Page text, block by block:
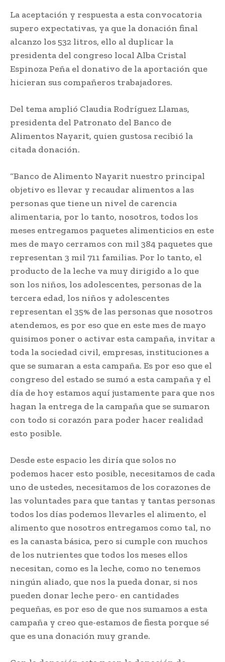
La aceptación y respuesta a esta convocatoria
supero expectativas, ya que la donación final
alcanzo los 532 litros, ello al duplicar la
presidenta del congreso local Alba Cristal
Espinoza Peña el donativo de la aportación que
hicieran sus compañeros trabajadores.
Del tema amplió Claudia Rodríguez Llamas,
presidenta del Patronato del Banco de
Alimentos Nayarit, quien gustosa recibió la
citada donación.
“Banco de Alimento Nayarit nuestro principal
objetivo es llevar y recaudar alimentos a las
personas que tiene un nivel de carencia
alimentaria, por lo tanto, nosotros, todos los
meses entregamos paquetes alimenticios en este
mes de mayo cerramos con mil 384 paquetes que
representan 3 mil 711 familias. Por lo tanto, el
producto de la leche va muy dirigido a lo que
son los niños, los adolescentes, personas de la
tercera edad, los niños y adolescentes
representan el 35% de las personas que nosotros
atendemos, es por eso que en este mes de mayo
quisimos poner o activar esta campaña, invitar a
toda la sociedad civil, empresas, instituciones a
que se sumaran a esta campaña. Es por eso que el
congreso del estado se sumó a esta campaña y el
día de hoy estamos aquí justamente para que nos
hagan la entrega de la campaña que se sumaron
con todo si corazón para poder hacer realidad
esto posible.
Desde este espacio les diría que solos no
podemos hacer esto posible, necesitamos de cada
uno de ustedes, necesitamos de los corazones de
las voluntades para que tantas y tantas personas
todos los días podemos llevarles el alimento, el
alimento que nosotros entregamos como tal, no
es la canasta básica, pero si cumple con muchos
de los nutrientes que todos los meses ellos
necesitan, como es la leche, como no tenemos
ningún aliado, que nos la pueda donar, si nos
pueden donar leche pero- en cantidades
pequeñas, es por eso de que nos sumamos a esta
campaña y creo que-estamos de fiesta porque sé
que es una donación muy grande.